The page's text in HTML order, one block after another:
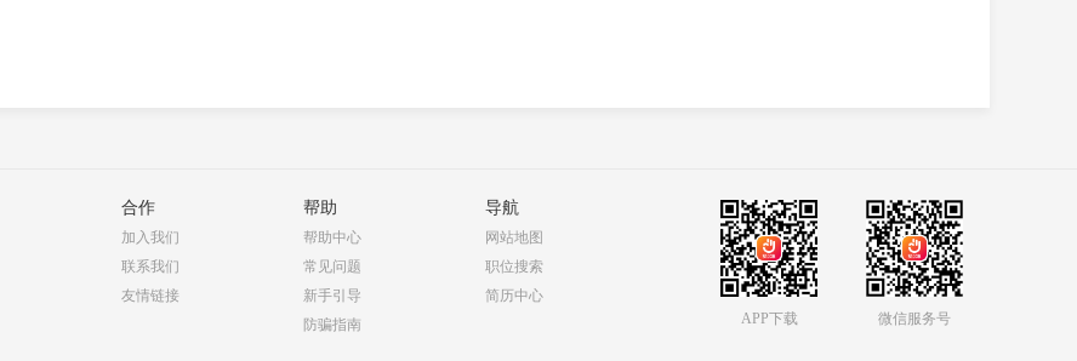
合作
加入我们
联系我们
友情链接
帮助
帮助中心
常见问题
新手引导
防骗指南
导航
网站地图
职位搜索
简历中心
APP下载
微信服务号